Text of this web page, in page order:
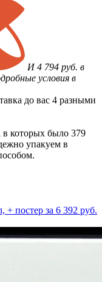
И 4 794 руб. в
условия в
до вас 4 разными
в которых было 379
упакуем в
+ постер за 6 392 руб.